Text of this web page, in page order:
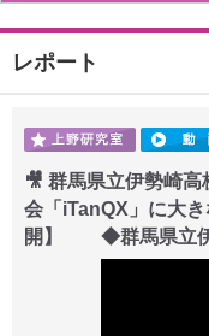
レポート
🎥 群馬県立伊勢崎
会「iTanQX」に大
開】 ◆群馬県立伊